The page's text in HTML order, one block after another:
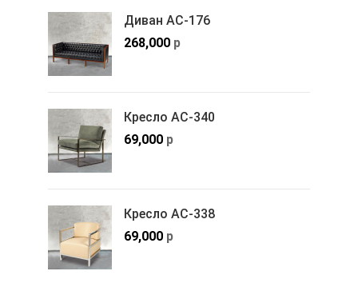
Диван АС-176
268,000 р
Кресло АС-340
69,000 р
Кресло АС-338
69,000 р